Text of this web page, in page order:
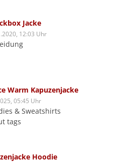
Jacke
12:03 Uhr
Warm Kapuzenjacke
05:45 Uhr
& Sweatshirts
tags
Hoodie